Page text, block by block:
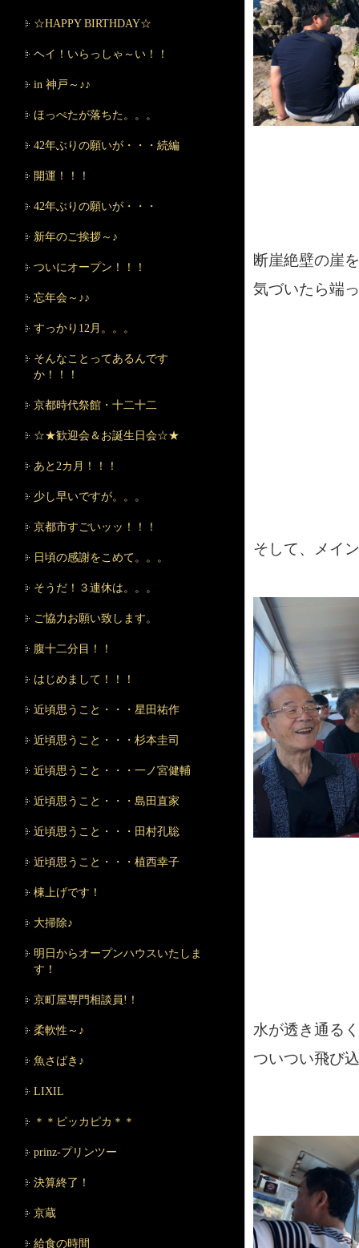
断崖絶壁の崖
気づいたら端
そして、メイ
水が透き通る
ついつい飛び
☆HAPPY BIRTHDAY☆
ヘイ！いらっしゃ～い！！
in 神戸～♪♪
ほっぺたが落ちた。。。
42年ぶりの願いが・・・続編
開運！！！
42年ぶりの願いが・・・
新年のご挨拶～♪
ついにオープン！！！
忘年会～♪♪
すっかり12月。。。
そんなことってあるんです
か！！！
京都時代祭館・十二十二
☆★歓迎会＆お誕生日会☆★
あと2カ月！！！
少し早いですが。。。
京都市すごいッッ！！！
日頃の感謝をこめて。。。
そうだ！３連休は。。。
ご協力お願い致します。
腹十二分目！！
はじめまして！！！
近頃思うこと・・・星田祐作
近頃思うこと・・・杉本圭司
近頃思うこと・・・一ノ宮健輔
近頃思うこと・・・島田直家
近頃思うこと・・・田村孔聡
近頃思うこと・・・植西幸子
棟上げです！
大掃除♪
明日からオープンハウスいたしま
す！
京町屋専門相談員!！
柔軟性～♪
魚さばき♪
LIXIL
＊＊ピッカピカ＊＊
prinz-プリンツー
決算終了！
京蔵
給食の時間